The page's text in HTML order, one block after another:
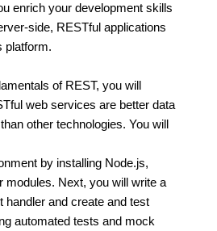
enrich your development skills
side, RESTful applications
platform.
of REST, you will
web services are better data
other technologies. You will
by installing Node.js,
modules. Next, you will write a
handler and create and test
automated tests and mock